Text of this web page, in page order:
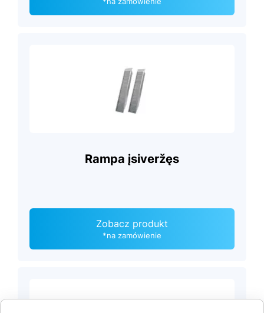
Rampa įsiveržęs
Zobacz produkt
*na zamówienie